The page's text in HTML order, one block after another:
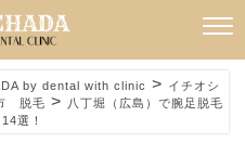
by dental with clinic > イチオシ
脱毛 >
八丁堀（広島）で腕足脱毛
選！